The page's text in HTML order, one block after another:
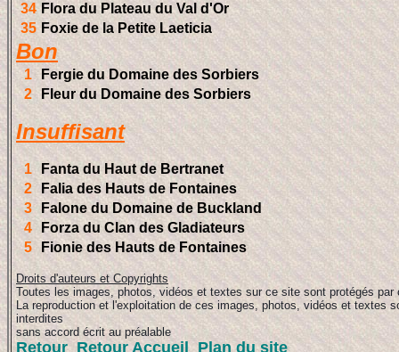
34 Flora du Plateau du Val d'Or
35 Foxie de la Petite Laeticia
Bon
1
Fergie du Domaine des Sorbiers
2
Fleur du Domaine des Sorbiers
Insuffisant
1
Fanta du Haut de Bertranet
2
Falia des Hauts de Fontaines
3
Falone du Domaine de Buckland
4
Forza du Clan des Gladiateurs
5
Fionie des Hauts de Fontaines
Droits d'auteurs et Copyrights
Toutes les images, photos, vidéos et textes sur ce site sont protégés par
La reproduction et l'exploitation de ces images, photos, vidéos et textes
interdites
sans accord écrit au préalable
Retour Retour Accueil Plan du site